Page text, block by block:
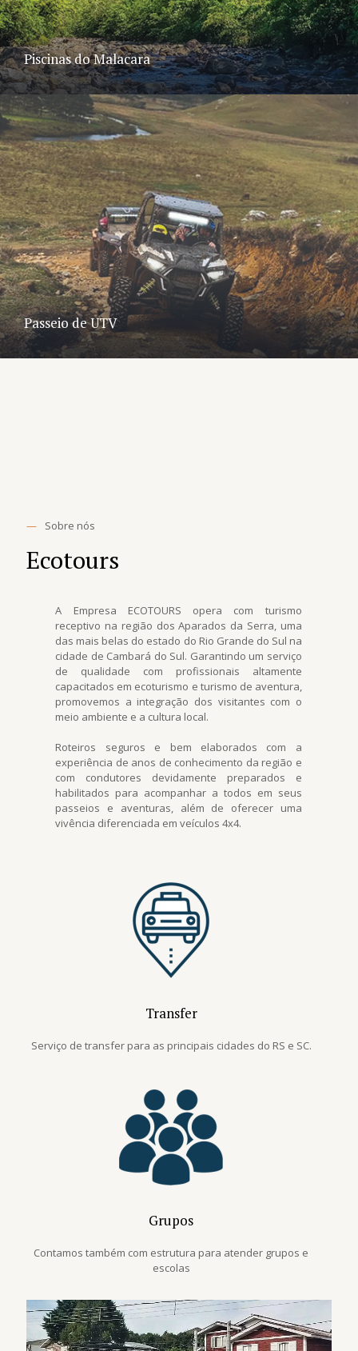
Piscinas do Malacara
Passeio de UTV
— Sobre nós
Ecotours
A Empresa ECOTOURS opera com turismo
receptivo na região dos Aparados da Serra, uma
das mais belas do estado do Rio Grande do Sul na
cidade de Cambará do Sul. Garantindo um serviço
de qualidade com profissionais altamente
capacitados em ecoturismo e turismo de aventura,
promovemos a integração dos visitantes com o
meio ambiente e a cultura local.
Roteiros seguros e bem elaborados com a
experiência de anos de conhecimento da região e
com condutores devidamente preparados e
habilitados para acompanhar a todos em seus
passeios e aventuras, além de oferecer uma
vivência diferenciada em veículos 4x4.
Transfer
Serviço de transfer para as principais cidades do RS e SC.
Grupos
Contamos também com estrutura para atender grupos e
escolas